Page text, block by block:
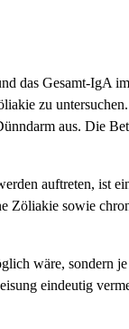
das Gesamt-IgA
zu
aus. Die
auftreten, ist
Zöliakie sowie
wäre, sondern
eindeutig